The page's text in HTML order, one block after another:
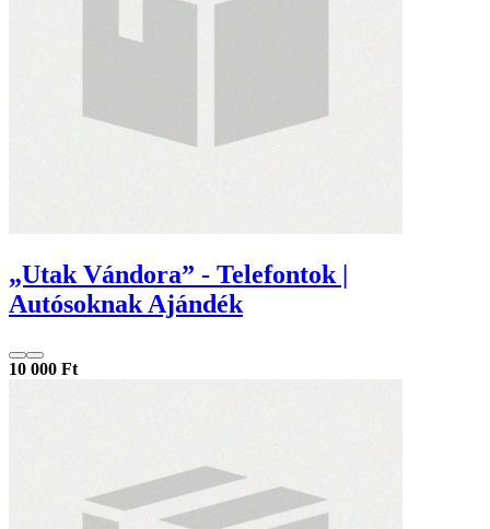
„Utak Vándora” - Telefontok |
Autósoknak Ajándék
10 000 Ft